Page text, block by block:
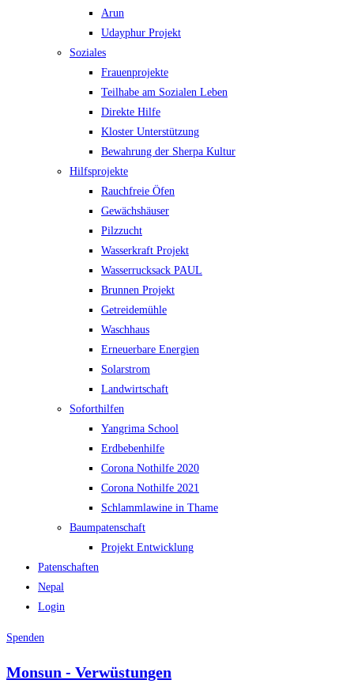
Arun
Udayphur Projekt
Soziales
Frauenprojekte
Teilhabe am Sozialen Leben
Direkte Hilfe
Kloster Unterstützung
Bewahrung der Sherpa Kultur
Hilfsprojekte
Rauchfreie Öfen
Gewächshäuser
Pilzzucht
Wasserkraft Projekt
Wasserrucksack PAUL
Brunnen Projekt
Getreidemühle
Waschhaus
Erneuerbare Energien
Solarstrom
Landwirtschaft
Soforthilfen
Yangrima School
Erdbebenhilfe
Corona Nothilfe 2020
Corona Nothilfe 2021
Schlammlawine in Thame
Baumpatenschaft
Projekt Entwicklung
Patenschaften
Nepal
Login
Spenden
Monsun - Verwüstungen